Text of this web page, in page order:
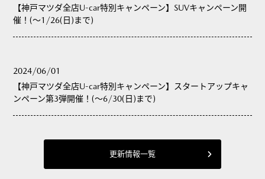
【神戸マツダ全店U-car特別キャンペーン】SUVキャンペーン開
催！(～1/26(日)まで)
2024/06/01
【神戸マツダ全店U-car特別キャンペーン】スタートアップキャ
ンペーン第3弾開催！(～6/30(日)まで)
更新情報一覧